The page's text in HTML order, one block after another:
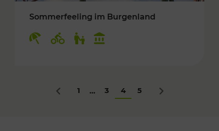
Sommerfeeling im Burgenland
Zurück
1 ... 3 4 5 Nächstes